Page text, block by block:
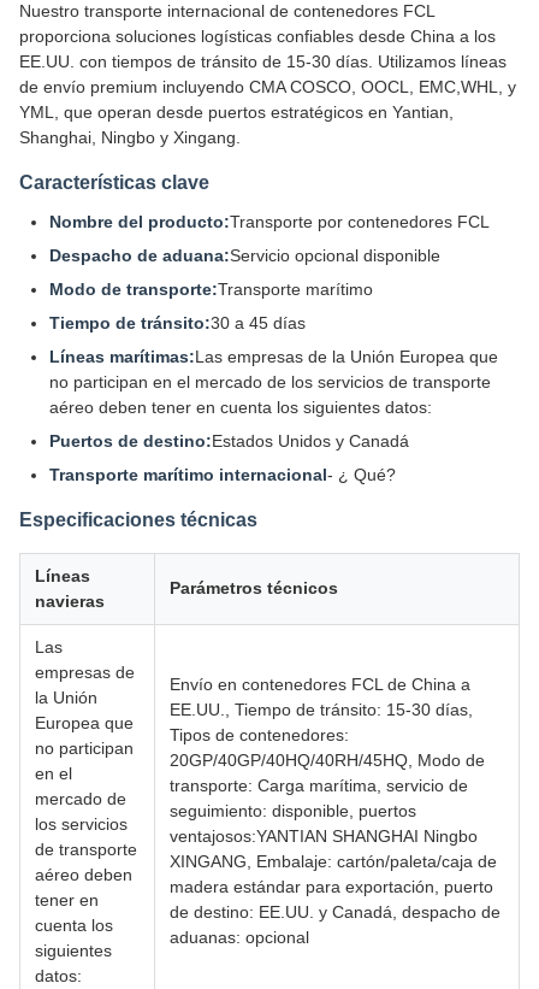
Nuestro transporte internacional de contenedores FCL
proporciona soluciones logísticas confiables desde China a los
EE.UU. con tiempos de tránsito de 15-30 días. Utilizamos líneas
de envío premium incluyendo CMA COSCO, OOCL, EMC,WHL, y
YML, que operan desde puertos estratégicos en Yantian,
Shanghai, Ningbo y Xingang.
Características clave
Nombre del producto:Transporte por contenedores FCL
Despacho de aduana:Servicio opcional disponible
Modo de transporte:Transporte marítimo
Tiempo de tránsito:30 a 45 días
Líneas marítimas:Las empresas de la Unión Europea que
no participan en el mercado de los servicios de transporte
aéreo deben tener en cuenta los siguientes datos:
Puertos de destino:Estados Unidos y Canadá
Transporte marítimo internacional- ¿ Qué?
Especificaciones técnicas
Líneas
navieras
Parámetros técnicos
Las
empresas de
la Unión
Europea que
no participan
en el
mercado de
los servicios
de transporte
aéreo deben
tener en
cuenta los
siguientes
datos:
Envío en contenedores FCL de China a
EE.UU., Tiempo de tránsito: 15-30 días,
Tipos de contenedores:
20GP/40GP/40HQ/40RH/45HQ, Modo de
transporte: Carga marítima, servicio de
seguimiento: disponible, puertos
ventajosos:YANTIAN SHANGHAI Ningbo
XINGANG, Embalaje: cartón/paleta/caja de
madera estándar para exportación, puerto
de destino: EE.UU. y Canadá, despacho de
aduanas: opcional